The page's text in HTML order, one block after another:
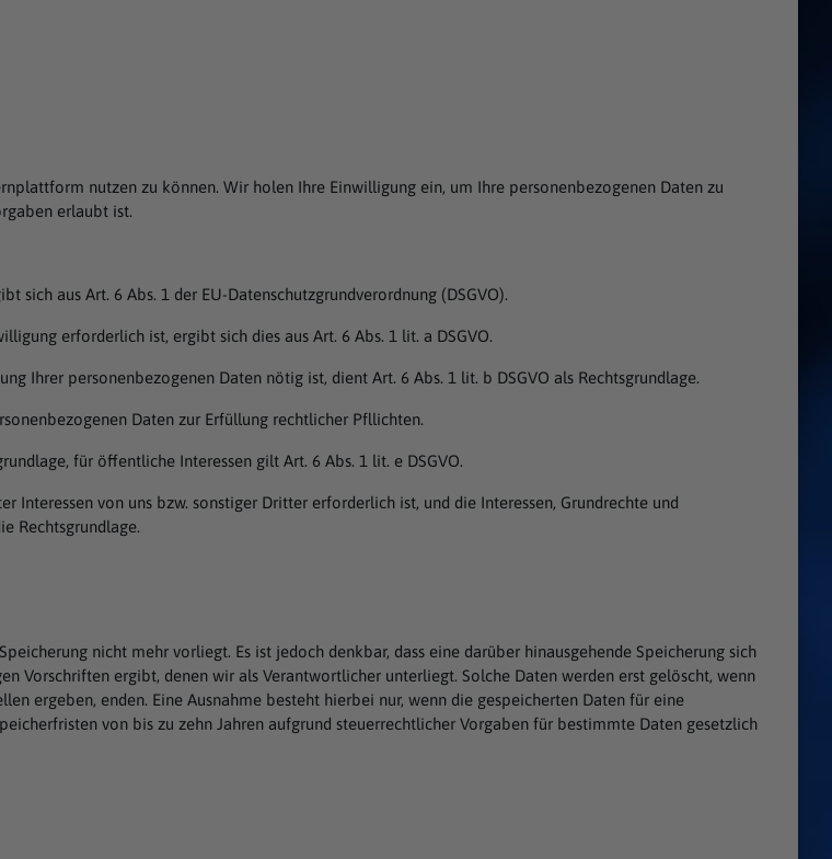
nutzen zu können. Wir holen Ihre Einwilligung ein, um Ihre personenbezogenen Daten zu
erlaubt ist.
sich aus Art. 6 Abs. 1 der EU-Datenschutzgrundverordnung (DSGVO).
erforderlich ist, ergibt sich dies aus Art. 6 Abs. 1 lit. a DSGVO.
Ihrer personenbezogenen Daten nötig ist, dient Art. 6 Abs. 1 lit. b DSGVO als Rechtsgrundlage.
Daten zur Erfüllung rechtlicher Pfllichten.
für öffentliche Interessen gilt Art. 6 Abs. 1 lit. e DSGVO.
von uns bzw. sonstiger Dritter erforderlich ist, und die Interessen, Grundrechte und
Rechtsgrundlage.
nicht mehr vorliegt. Es ist jedoch denkbar, dass eine darüber hinausgehende Speicherung sich
Vorschriften ergibt, denen wir als Verantwortlicher unterliegt. Solche Daten werden erst gelöscht, wenn
ergeben, enden. Eine Ausnahme besteht hierbei nur, wenn die gespeicherten Daten für eine
von bis zu zehn Jahren aufgrund steuerrechtlicher Vorgaben für bestimmte Daten gesetzlich